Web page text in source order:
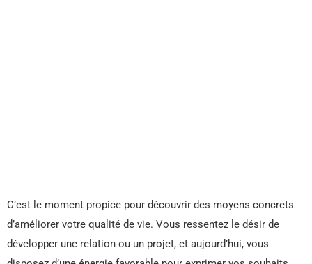
C’est le moment propice pour découvrir des moyens concrets
d’améliorer votre qualité de vie. Vous ressentez le désir de
développer une relation ou un projet, et aujourd’hui, vous